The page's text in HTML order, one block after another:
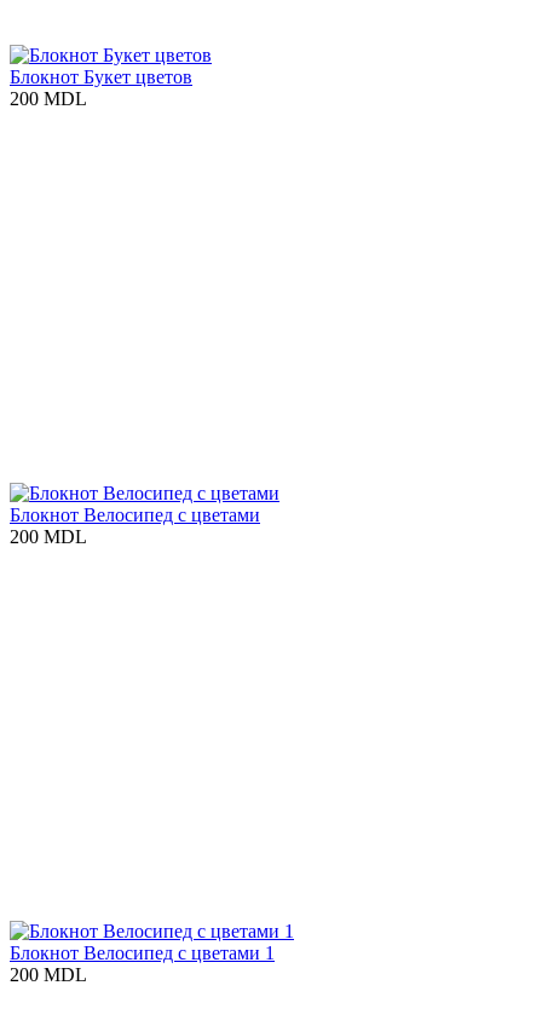
Блокнот Букет цветов
200 MDL
Блокнот Велосипед с цветами
200 MDL
Блокнот Велосипед с цветами 1
200 MDL